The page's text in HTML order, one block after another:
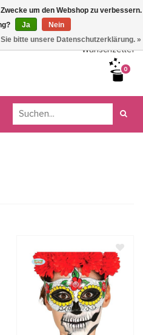
können Sie derzeit nicht
Wunschzettel
0
um den Webshop zu verbessern.
Ja
Nein
bitte unsere Datenschutzerklärung. »